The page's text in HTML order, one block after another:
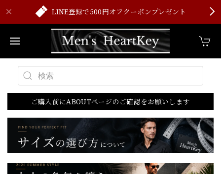
LINE登録で500円オフクーポンプレゼント
ご購入前にABOUTページのご確認をお願いします